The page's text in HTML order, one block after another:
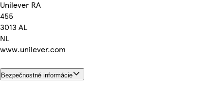
Unilever RA
455
3013 AL
NL
www.unilever.com
Bezpečnostné informácie